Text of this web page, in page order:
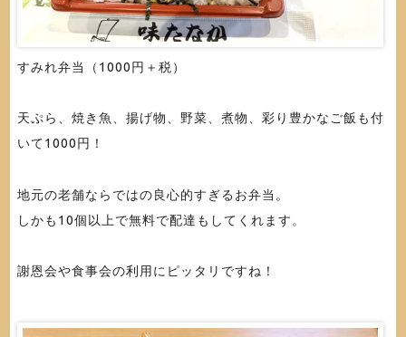
すみれ弁当（1000円＋税）
天ぷら、焼き魚、揚げ物、野菜、煮物、彩り豊かなご飯も付
いて1000円！
地元の老舗ならではの良心的すぎるお弁当。
しかも10個以上で無料で配達もしてくれます。
謝恩会や食事会の利用にピッタリですね！